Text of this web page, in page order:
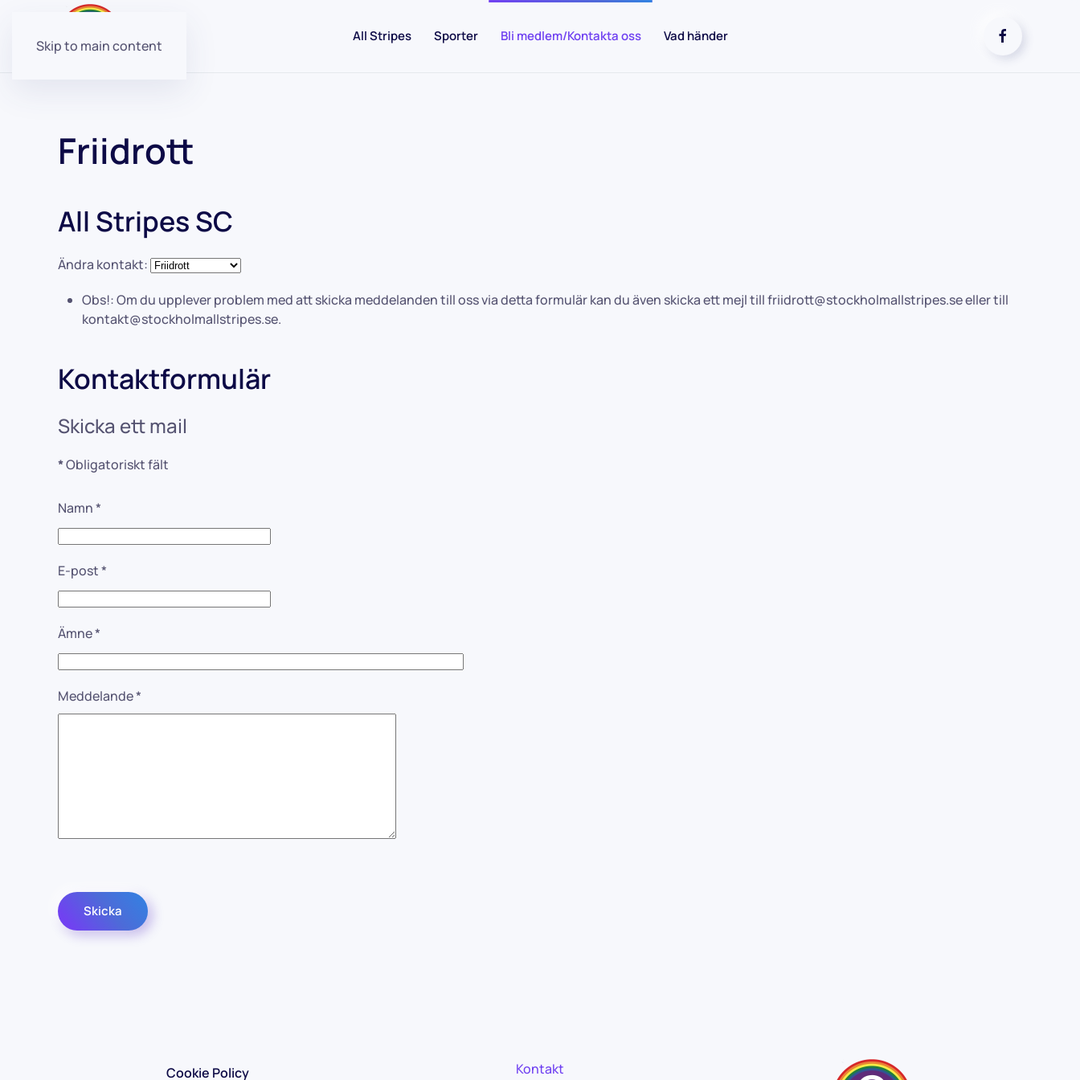
Skip to main content
All Stripes Sporter Bli medlem/Kontakta oss Vad händer
Friidrott
All Stripes SC
Ändra kontakt:
Obs!:Om du upplever problem med att skicka meddelanden till oss via detta formulär kan du även skicka ett mejl tillfriidrott@stockholmallstripes.seeller till
kontakt@stockholmallstripes.se.
Kontaktformulär
Skicka ett mail
*Obligatoriskt fält
Namn*
E-post*
Ämne*
Meddelande*
Skicka
Cookie Policy Kontakt